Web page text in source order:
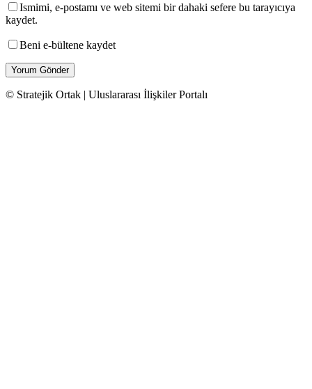
Ismimi, e-postamı ve web sitemi bir dahaki sefere bu tarayıcıya
kaydet.
Beni e-bültene kaydet
© Stratejik Ortak | Uluslararası İlişkiler Portalı